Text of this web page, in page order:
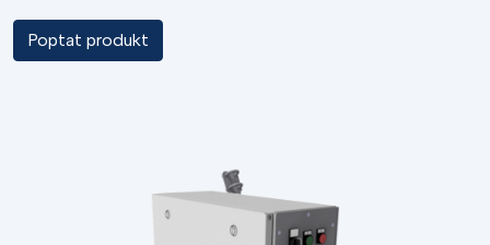
Poptat produkt